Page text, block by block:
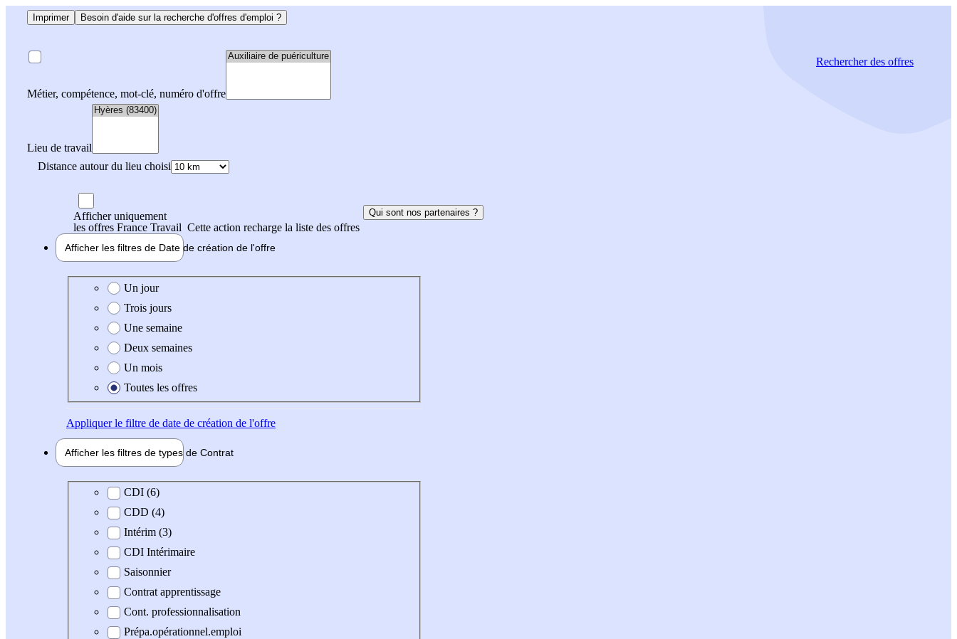
Imprimer Besoin d'aide sur la recherche d'offres d'emploi ?
Métier, compétence, mot-clé, numéro d'offre
Lieu de travail
Distance autour du lieu choisi
Rechercherdes offres
Afficher uniquement
les offres France Travail Cette action recharge la liste des offres
Qui sont nos partenaires ?
Afficher les filtres de Date de création de l'offre
Date de création de l'offre
Un jour
Trois jours
Une semaine
Deux semaines
Un mois
Toutes les offres
Appliquerle filtre de date de création de l'offre
Afficher les filtres de types de Contrat
Type de contrat
CDI (6)
CDD (4)
Intérim (3)
CDI Intérimaire
Saisonnier
Contrat apprentissage
Cont. professionnalisation
Prépa.opérationnel.emploi